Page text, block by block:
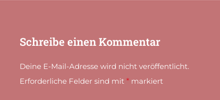
Schreibe einen Kommentar
Deine E-Mail-Adresse wird nicht veröffentlicht.
Erforderliche Felder sind mit * markiert